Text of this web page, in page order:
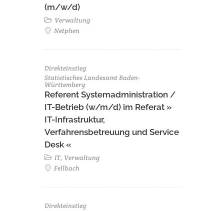
(m/w/d)
Verwaltung
Netphen
Direkteinstieg
Statistisches Landesamt Baden-
Württemberg
Referent Systemadministration /
IT-Betrieb (w/m/d) im Referat »
IT-Infrastruktur,
Verfahrensbetreuung und Service
Desk «
IT, Verwaltung
Fellbach
Direkteinstieg